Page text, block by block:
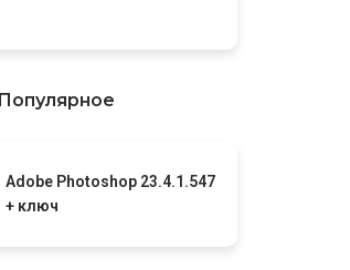
Популярное
Adobe Photoshop 23.4.1.547
+ ключ